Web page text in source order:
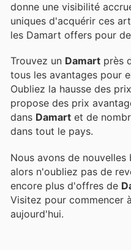
donne une visibilité
uniques d'acquérir ces
les Damart offers pour
Trouvez un Damart près
tous les avantages pour
Oubliez la hausse des
propose des prix
dans Damart et de
dans tout le pays.
Nous avons de
alors n'oubliez pas de
encore plus d'offres de
Visitez pour commencer
aujourd'hui.